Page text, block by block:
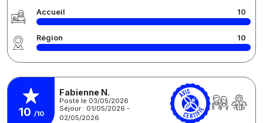
Accueil 10
Région 10
10 /10
Fabienne N.
Posté le 03/05/2026
Séjour : 01/05/2026 -
02/05/2026